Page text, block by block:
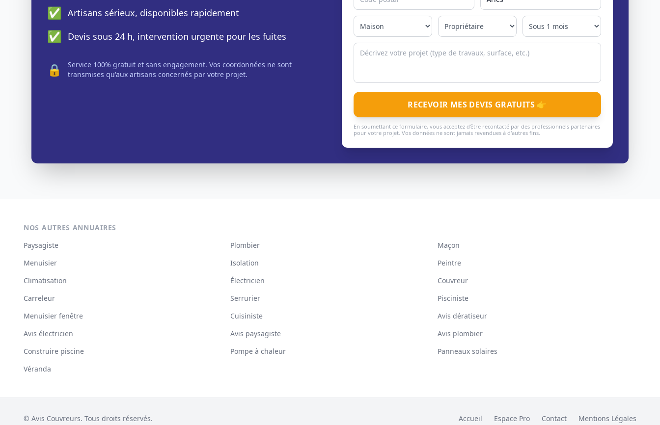
✅ Artisans sérieux, disponibles rapidement
✅ Devis sous 24 h, intervention urgente pour les fuites
🔒
Service 100% gratuit et sans engagement. Vos coordonnées ne sont
transmises qu'aux artisans concernés par votre projet.
RECEVOIR MES DEVIS GRATUITS 👉
En soumettant ce formulaire, vous acceptez d'être recontacté par des professionnels partenaires
pour votre projet. Vos données ne sont jamais revendues à d'autres fins.
NOS AUTRES ANNUAIRES
Paysagiste
Plombier
Maçon
Menuisier
Isolation
Peintre
Climatisation
Électricien
Couvreur
Carreleur
Serrurier
Pisciniste
Menuisier fenêtre
Cuisiniste
Avis dératiseur
Avis électricien
Avis paysagiste
Avis plombier
Construire piscine
Pompe à chaleur
Panneaux solaires
Véranda
© Avis Couvreurs. Tous droits réservés. Accueil Espace Pro Contact Mentions Légales